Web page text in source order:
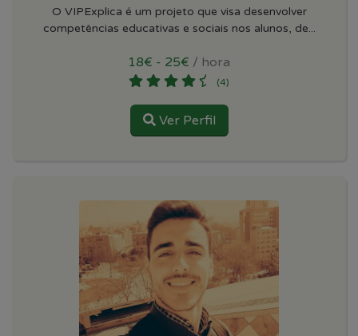
O VIPExplica é um projeto que visa desenvolver
competências educativas e sociais nos alunos, de...
18€ - 25€ / hora
(4)
Ver Perfil